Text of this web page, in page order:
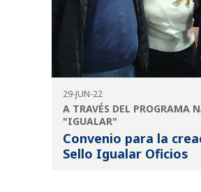
29-JUN-22
A TRAVÉS DEL PROGRAMA
"IGUALAR"
Convenio para la
Sello Igualar Oficios